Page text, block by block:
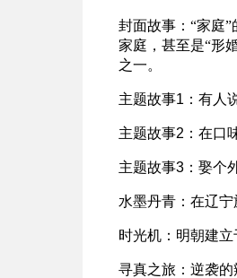
封面故事： “家庭
家庭，甚至是“形
之一。
主题故事1 ： 有人
主题故事2 ： 在口
主题故事3 ： 娶个
水墨丹青： 在辽宁
时光机： 明朝建立
寻真之旅： 逆袭